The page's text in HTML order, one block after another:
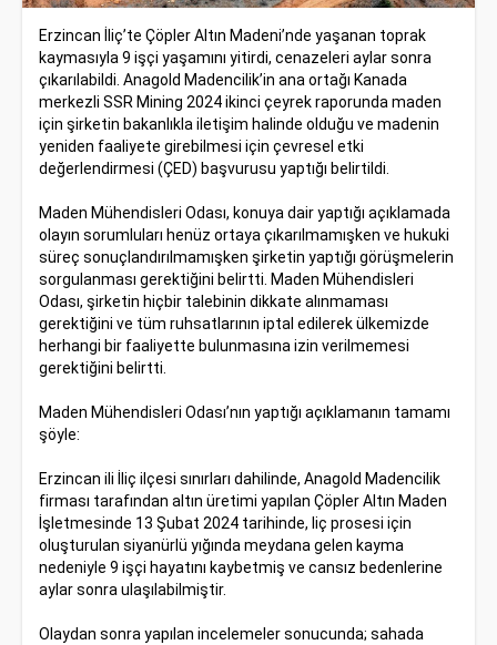
Erzincan İliç’te Çöpler Altın Madeni’nde yaşanan toprak
kaymasıyla 9 işçi yaşamını yitirdi, cenazeleri aylar sonra
çıkarılabildi. Anagold Madencilik’in ana ortağı Kanada
merkezli SSR Mining 2024 ikinci çeyrek raporunda maden
için şirketin bakanlıkla iletişim halinde olduğu ve madenin
yeniden faaliyete girebilmesi için çevresel etki
değerlendirmesi (ÇED) başvurusu yaptığı belirtildi.
Maden Mühendisleri Odası, konuya dair yaptığı açıklamada
olayın sorumluları henüz ortaya çıkarılmamışken ve hukuki
süreç sonuçlandırılmamışken şirketin yaptığı görüşmelerin
sorgulanması gerektiğini belirtti. Maden Mühendisleri
Odası, şirketin hiçbir talebinin dikkate alınmaması
gerektiğini ve tüm ruhsatlarının iptal edilerek ülkemizde
herhangi bir faaliyette bulunmasına izin verilmemesi
gerektiğini belirtti.
Maden Mühendisleri Odası’nın yaptığı açıklamanın tamamı
şöyle:
Erzincan ili İliç ilçesi sınırları dahilinde, Anagold Madencilik
firması tarafından altın üretimi yapılan Çöpler Altın Maden
İşletmesinde 13 Şubat 2024 tarihinde, liç prosesi için
oluşturulan siyanürlü yığında meydana gelen kayma
nedeniyle 9 işçi hayatını kaybetmiş ve cansız bedenlerine
aylar sonra ulaşılabilmiştir.
Olaydan sonra yapılan incelemeler sonucunda; sahada